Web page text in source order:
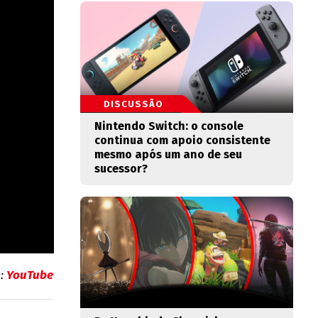
YouTube
DISCUSSÃO
Nintendo Switch: o console
continua com apoio consistente
mesmo após um ano de seu
sucessor?